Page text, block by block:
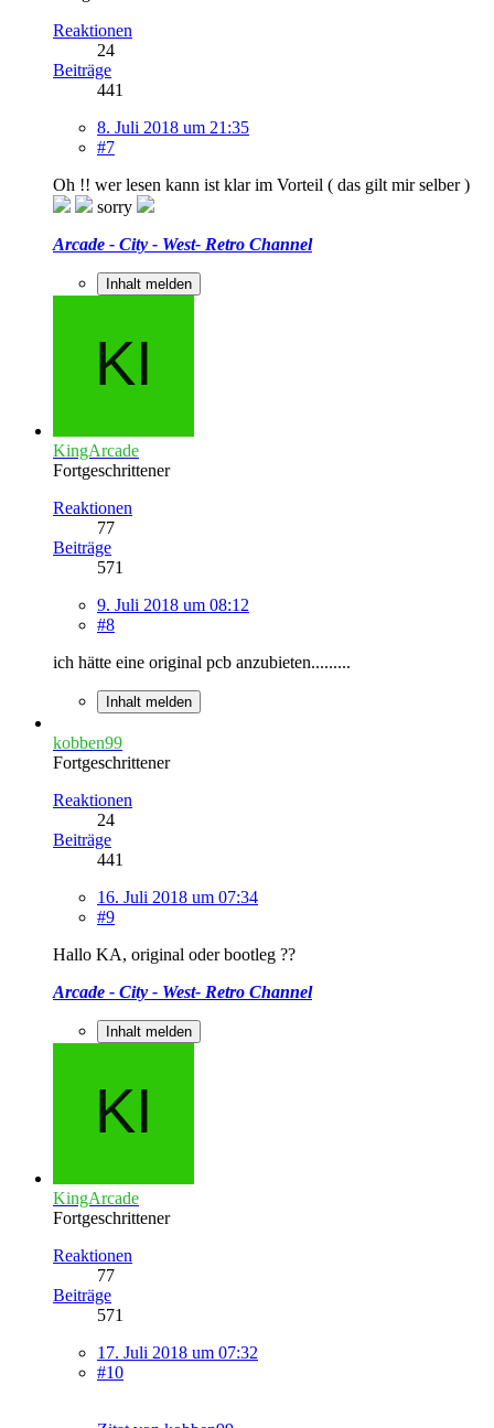
Reaktionen
24
Beiträge
441
8. Juli 2018 um 21:35
#7
Oh !! wer lesen kann ist klar im Vorteil ( das gilt mir selber )
sorry
Arcade - City - West- Retro Channel
Inhalt melden
KingArcade
Fortgeschrittener
Reaktionen
77
Beiträge
571
9. Juli 2018 um 08:12
#8
ich hätte eine original pcb anzubieten.........
Inhalt melden
kobben99
Fortgeschrittener
Reaktionen
24
Beiträge
441
16. Juli 2018 um 07:34
#9
Hallo KA, original oder bootleg ??
Arcade - City - West- Retro Channel
Inhalt melden
KingArcade
Fortgeschrittener
Reaktionen
77
Beiträge
571
17. Juli 2018 um 07:32
#10